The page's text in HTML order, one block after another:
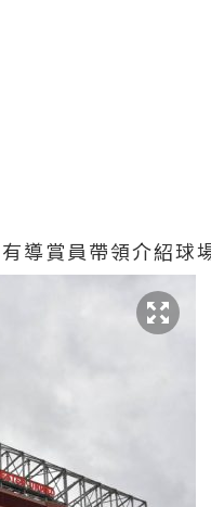
賞員帶領介紹球